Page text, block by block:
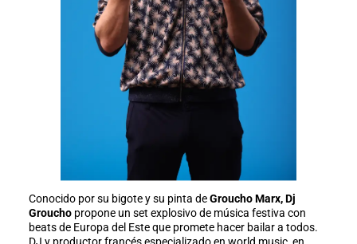
Conocido por su bigote y su pinta deGroucho Marx, Dj
Groucho propone un set explosivo de música festiva con
beats de Europa del Este que promete hacer bailar a todos.